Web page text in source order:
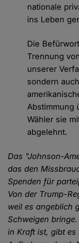
nationale
ins Leben
Die
Trennung
unserer
sondern
Abstimmung
Wähler sie
abgelehnt.
Das "Johnson-
das den
Spenden für
Von der Trump-
weil es angeblich
Schweigen
in Kraft ist, gibt es